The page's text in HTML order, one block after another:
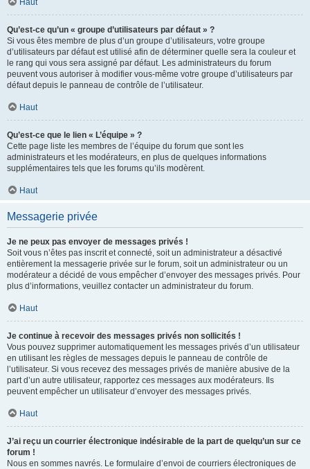
Haut
Qu’est-ce qu’un « groupe d’utilisateurs par défaut » ?
Si vous êtes membre de plus d’un groupe d’utilisateurs, votre groupe
d’utilisateurs par défaut est utilisé afin de déterminer quelle sera la couleur et
le rang qui vous sera assigné par défaut. Les administrateurs du forum
peuvent vous autoriser à modifier vous-même votre groupe d’utilisateurs par
défaut depuis le panneau de contrôle de l’utilisateur.
Haut
Qu’est-ce que le lien « L’équipe » ?
Cette page liste les membres de l’équipe du forum que sont les
administrateurs et les modérateurs, en plus de quelques informations
supplémentaires tels que les forums qu’ils modèrent.
Haut
Messagerie privée
Je ne peux pas envoyer de messages privés !
Soit vous n’êtes pas inscrit et connecté, soit un administrateur a désactivé
entièrement la messagerie privée sur le forum, soit un administrateur ou un
modérateur a décidé de vous empêcher d’envoyer des messages privés. Pour
plus d’informations, veuillez contacter un administrateur du forum.
Haut
Je continue à recevoir des messages privés non sollicités !
Vous pouvez supprimer automatiquement les messages privés d’un utilisateur
en utilisant les règles de messages depuis le panneau de contrôle de
l’utilisateur. Si vous recevez des messages privés de manière abusive de la
part d’un autre utilisateur, rapportez ces messages aux modérateurs. Ils
peuvent empêcher un utilisateur d’envoyer des messages privés.
Haut
J’ai reçu un courrier électronique indésirable de la part de quelqu’un sur ce
forum !
Nous en sommes navrés. Le formulaire d’envoi de courriers électroniques de